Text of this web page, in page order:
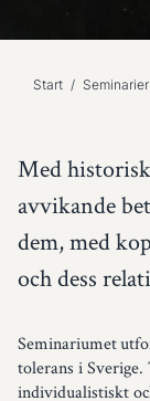
Start / Seminarier
Med
avvikande
dem, med
och dess
Seminariumet
tolerans i
individualistiskt